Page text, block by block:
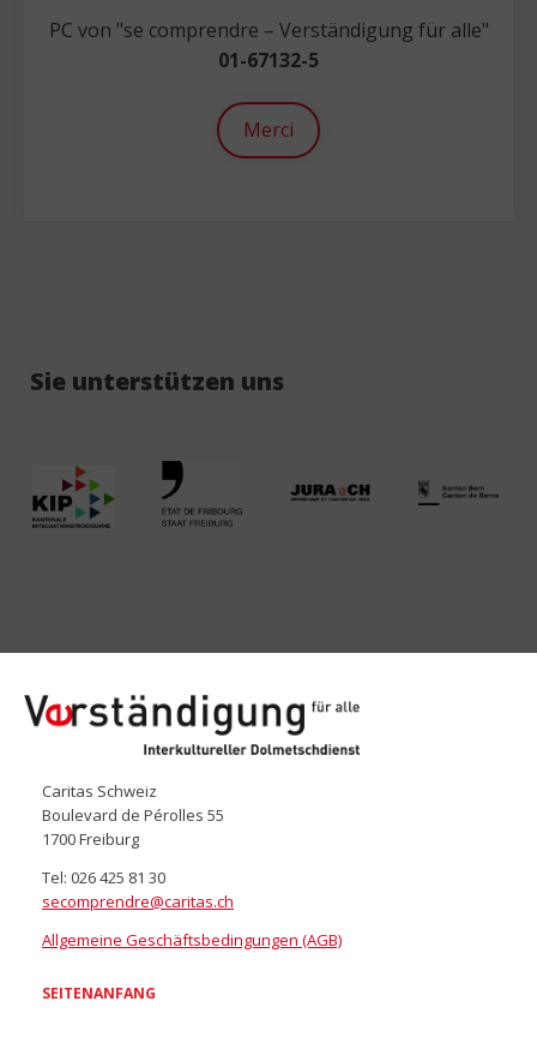
PC von "se comprendre – Verständigung für alle"
01-67132-5
Merci
Sie unterstützen uns
Caritas Schweiz
Boulevard de Pérolles 55
1700 Freiburg
Tel: 026 425 81 30
secomprendre@caritas.ch
Allgemeine Geschäftsbedingungen (AGB)
SEITENANFANG